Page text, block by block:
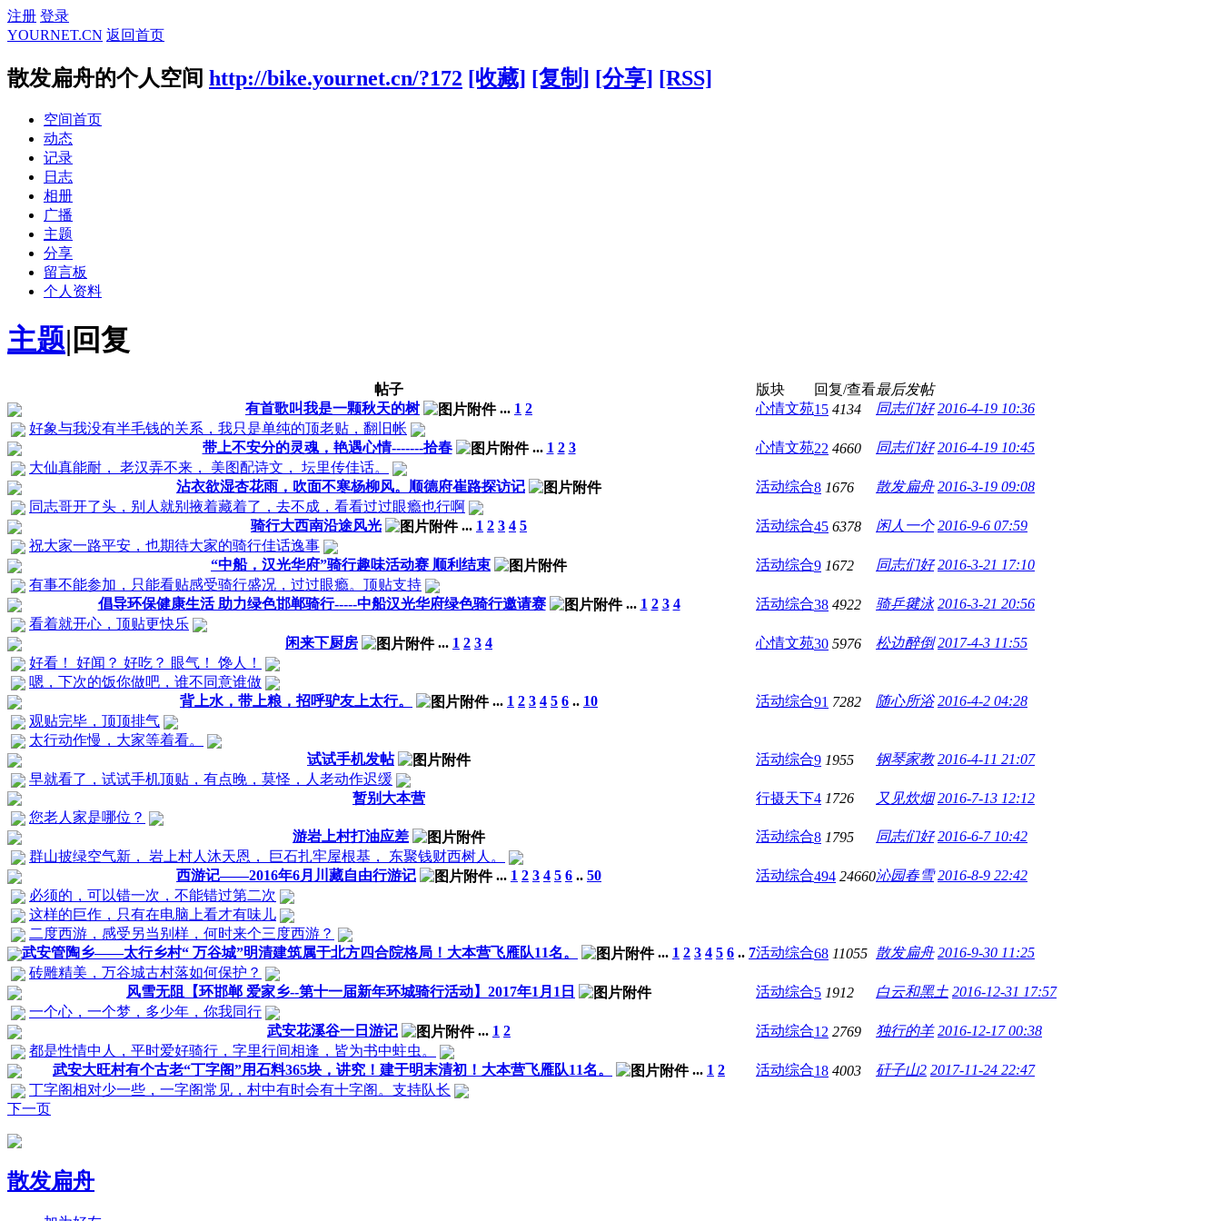
注册 登录
YOURNET.CN 返回首页
散发扁舟的个人空间 http://bike.yournet.cn/?172 [收藏] [复制] [分享] [RSS]
空间首页
动态
记录
日志
相册
广播
主题
分享
留言板
个人资料
主题| 回复
帖子 版块 回复/查看最后发帖
有首歌叫我是一颗秋天的树
... 1 2 心情文苑15 4134 同志们好 2016-4-19 10:36
好象与我没有半毛钱的关系，我只是单纯的顶老贴，翻旧帐
带上不安分的灵魂，艳遇心情-------拾春
... 1 2 3 心情文苑22 4660 同志们好 2016-4-19 10:45
大仙真能耐， 老汉弄不来， 美图配诗文， 坛里传佳话。
沾衣欲湿杏花雨，吹面不寒杨柳风。顺德府崔路探访记
活动综合8 1676 散发扁舟 2016-3-19 09:08
同志哥开了头，别人就别掖着藏着了，去不成，看看过过眼瘾也行啊
骑行大西南沿途风光
... 1 2 3 4 5 活动综合45 6378 闲人一个 2016-9-6 07:59
祝大家一路平安，也期待大家的骑行佳话逸事
“中船，汉光华府”骑行趣味活动赛 顺利结束
活动综合9 1672 同志们好 2016-3-21 17:10
有事不能参加，只能看贴感受骑行盛况，过过眼瘾。顶贴支持
倡导环保健康生活 助力绿色邯郸骑行-----中船汉光华府绿色骑行邀请赛
... 1 2 3 4 活动综合38 4922 骑乒毽泳 2016-3-21 20:56
看着就开心，顶贴更快乐
闲来下厨房
... 1 2 3 4 心情文苑30 5976 松边醉倒 2017-4-3 11:55
好看！ 好闻？ 好吃？ 眼气！ 馋人！
嗯，下次的饭你做吧，谁不同意谁做
背上水，带上粮，招呼驴友上太行。
... 1 2 3 4 5 6 .. 10 活动综合91 7282 随心所浴 2016-4-2 04:28
观贴完毕，顶顶排气
太行动作慢，大家等着看。
试试手机发帖
活动综合9 1955 钢琴家教 2016-4-11 21:07
早就看了，试试手机顶贴，有点晚，莫怪，人老动作迟缓
暂别大本营
行摄天下4 1726 又见炊烟 2016-7-13 12:12
您老人家是哪位？
游岩上村打油应差
活动综合8 1795 同志们好 2016-6-7 10:42
群山披绿空气新， 岩上村人沐天恩， 巨石扎牢屋根基， 东聚钱财西树人。
西游记——2016年6月川藏自由行游记
... 1 2 3 4 5 6 .. 50 活动综合494 24660沁园春雪 2016-8-9 22:42
必须的，可以错一次，不能错过第二次
这样的巨作，只有在电脑上看才有味儿
二度西游，感受另当别样，何时来个三度西游？
武安管陶乡——太行乡村“ 万谷城”明清建筑属于北方四合院格局！大本营飞雁队11名。
... 1 2 3 4 5 6 .. 7活动综合68 11055 散发扁舟 2016-9-30 11:25
砖雕精美，万谷城古村落如何保护？
风雪无阻【环邯郸 爱家乡--第十一届新年环城骑行活动】2017年1月1日
活动综合5 1912 白云和黑土 2016-12-31 17:57
一个心，一个梦，多少年，你我同行
武安花溪谷一日游记
... 1 2 活动综合12 2769 独行的羊 2016-12-17 00:38
都是性情中人，平时爱好骑行，字里行间相逢，皆为书中蛀虫。
武安大旺村有个古老“丁字阁”用石料365块，讲究！建于明末清初！大本营飞雁队11名。
... 1 2 活动综合18 4003 矸子山2 2017-11-24 22:47
丁字阁相对少一些，一字阁常见，村中有时会有十字阁。支持队长
下一页
散发扁舟